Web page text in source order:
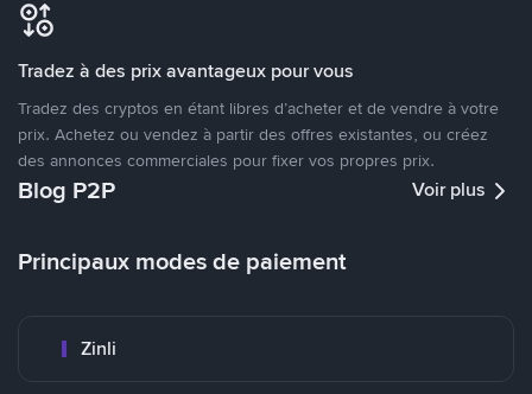
Tradez à des prix avantageux pour vous
Tradez des cryptos en étant libres d’acheter et de vendre à votre
prix. Achetez ou vendez à partir des offres existantes, ou créez
des annonces commerciales pour fixer vos propres prix.
Blog P2P Voir plus
Principaux modes de paiement
Zinli